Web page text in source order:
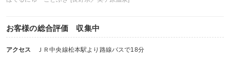
お客様の総合評価 収集中
アクセス ＪＲ中央線松本駅より路線バスで18分